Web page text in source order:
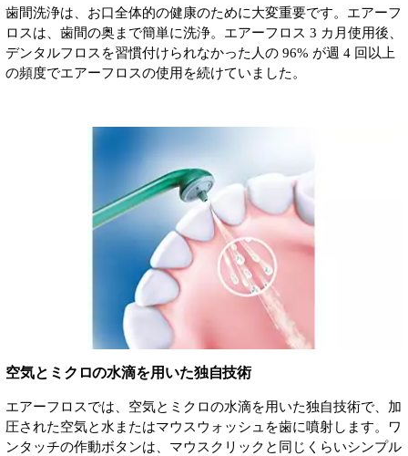
歯間洗浄は、お口全体的の健康のために大変重要です。エアーフ
ロスは、歯間の奥まで簡単に洗浄。エアーフロス 3 カ月使用後、
デンタルフロスを習慣付けられなかった人の 96% が週 4 回以上
の頻度でエアーフロスの使用を続けていました。
空気とミクロの水滴を用いた独自技術
エアーフロスでは、空気とミクロの水滴を用いた独自技術で、加
圧された空気と水またはマウスウォッシュを歯に噴射します。ワ
ンタッチの作動ボタンは、マウスクリックと同じくらいシンプル